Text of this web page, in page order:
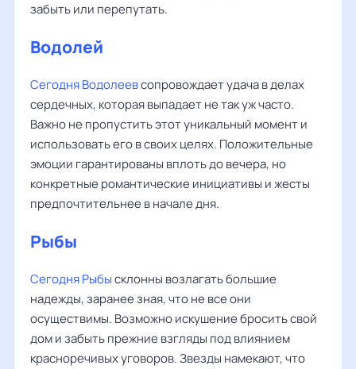
забыть или перепутать.
Водолей
Сегодня Водолеевсопровождает удача в делах
сердечных, которая выпадает не так уж часто.
Важно не пропустить этот уникальный момент и
использовать его в своих целях. Положительные
эмоции гарантированы вплоть до вечера, но
конкретные романтические инициативы и жесты
предпочтительнее в начале дня.
Рыбы
Сегодня Рыбысклонны возлагать большие
надежды, заранее зная, что не все они
осуществимы. Возможно искушение бросить свой
дом и забыть прежние взгляды под влиянием
красноречивых уговоров. Звезды намекают, что